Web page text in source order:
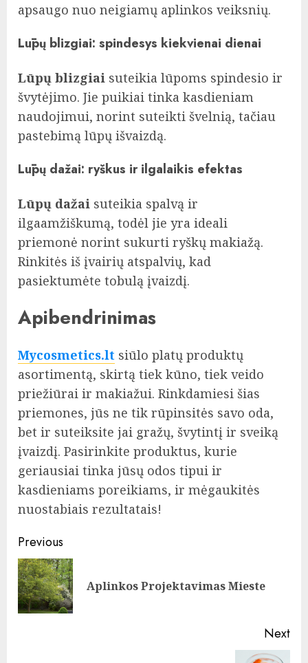
apsaugo nuo neigiamų aplinkos veiksnių.
Lūpų blizgiai: spindesys kiekvienai dienai
Lūpų blizgiai suteikia lūpoms spindesio ir
švytėjimo. Jie puikiai tinka kasdieniam
naudojimui, norint suteikti švelnią, tačiau
pastebimą lūpų išvaizdą.
Lūpų dažai: ryškus ir ilgalaikis efektas
Lūpų dažai suteikia spalvą ir
ilgaamžiškumą, todėl jie yra ideali
priemonė norint sukurti ryškų makiažą.
Rinkitės iš įvairių atspalvių, kad
pasiektumėte tobulą įvaizdį.
Apibendrinimas
Mycosmetics.lt siūlo platų produktų
asortimentą, skirtą tiek kūno, tiek veido
priežiūrai ir makiažui. Rinkdamiesi šias
priemones, jūs ne tik rūpinsitės savo oda,
bet ir suteiksite jai gražų, švytintį ir sveiką
įvaizdį. Pasirinkite produktus, kurie
geriausiai tinka jūsų odos tipui ir
kasdieniams poreikiams, ir mėgaukitės
nuostabiais rezultatais!
Post
navigation
Previous
Aplinkos Projektavimas Mieste
Next